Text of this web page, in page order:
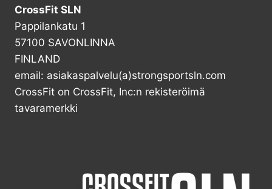
CrossFit SLN
Pappilankatu 1
57100 SAVONLINNA
FINLAND
email: asiakaspalvelu(a)strongsportsln.com
CrossFit on CrossFit, Inc:n rekisteröimä
tavaramerkki